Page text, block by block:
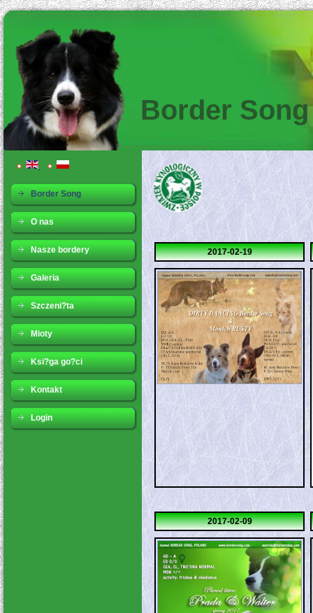
Border Song
Border Song
O nas
Nasze bordery
Galeria
Szczeni?ta
Mioty
Ksi?ga go?ci
Kontakt
Login
2017-02-19
2017-02-09